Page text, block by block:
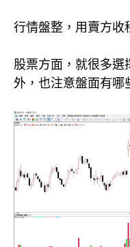
行情盤整，用賣方收
股票方面，就很多選
外，也注意盤面有哪